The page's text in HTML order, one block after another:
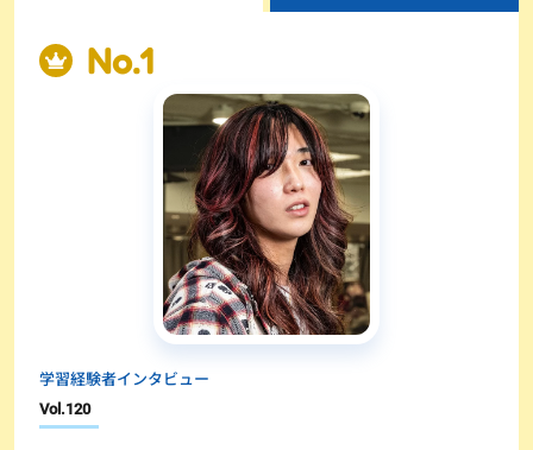
学習経験者インタビュー
Vol.120